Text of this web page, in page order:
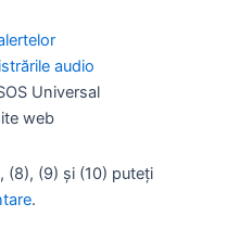
audio
Universal
web
(8), (9) și (10) puteți
.